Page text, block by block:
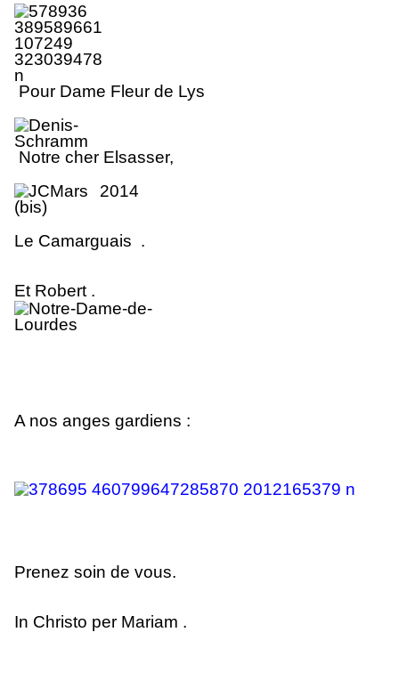
Pour Dame Fleur de Lys
Notre cher Elsasser,
Le Camarguais .
Et Robert .
A nos anges gardiens :
Prenez soin de vous.
In Christo per Mariam .